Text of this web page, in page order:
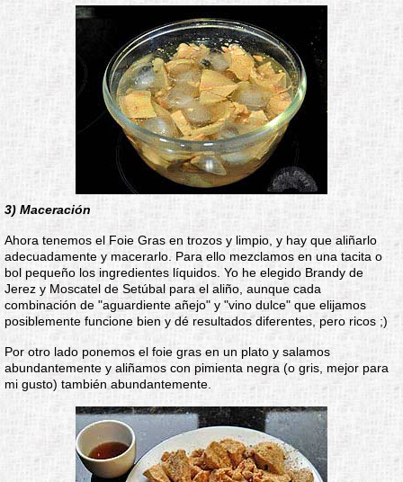
3) Maceración
Ahora tenemos el Foie Gras en trozos y limpio, y hay que aliñarlo
adecuadamente y macerarlo. Para ello mezclamos en una tacita o
bol pequeño los ingredientes líquidos. Yo he elegido Brandy de
Jerez y Moscatel de Setúbal para el aliño, aunque cada
combinación de "aguardiente añejo" y "vino dulce" que elijamos
posiblemente funcione bien y dé resultados diferentes, pero ricos ;)
Por otro lado ponemos el foie gras en un plato y salamos
abundantemente y aliñamos con pimienta negra (o gris, mejor para
mi gusto) también abundantemente.